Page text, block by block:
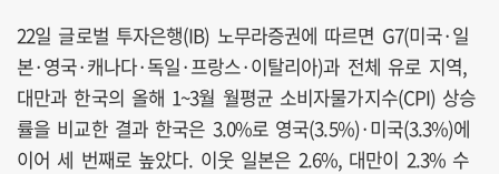
22일 글로벌 투자은행(IB) 노무라증권에 따르면 G7(미국·일
본·영국·캐나다·독일·프랑스·이탈리아)과 전체 유로 지역,
대만과 한국의 올해 1~3월 월평균 소비자물가지수(CPI) 상승
률을 비교한 결과 한국은 3.0%로 영국(3.5%)·미국(3.3%)에
이어 세 번째로 높았다. 이웃 일본은 2.6%, 대만이 2.3% 수